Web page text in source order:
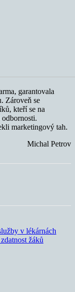
garantovala
Zároveň se
kteří se na
marketingový tah.
Michal Petrov
v lékárnách
žáků